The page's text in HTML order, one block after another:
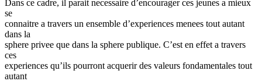
Dans ce cadre, il parait necessaire d’encourager ces jeunes a mieux
se
connaitre a travers un ensemble d’experiences menees tout autant
dans la
sphere privee que dans la sphere publique. C’est en effet a travers
ces
experiences qu’ils pourront acquerir des valeurs fondamentales tout
autant